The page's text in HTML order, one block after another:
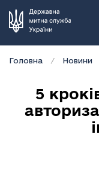
Головна Новини
5